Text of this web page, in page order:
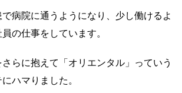
病院に通うようになり、少し働けるよ
の仕事をしています。
らに抱えて「オリエンタル」っていう
ハマりました。